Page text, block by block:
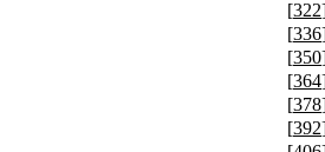
[322
[336
[350
[364
[378
[392